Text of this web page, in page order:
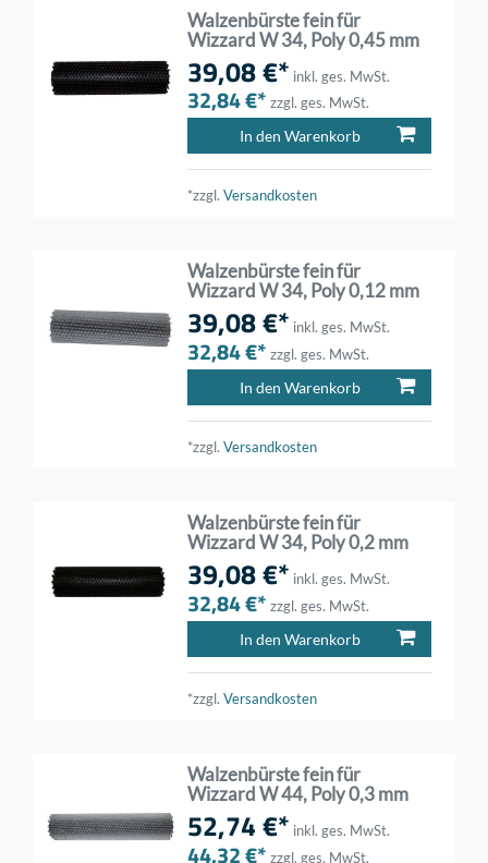
Walzenbürste fein für
Wizzard W 34, Poly 0,45 mm
39,08 €* inkl. ges. MwSt.
32,84 €* zzgl. ges. MwSt.
In den Warenkorb
*zzgl.Versandkosten
Walzenbürste fein für
Wizzard W 34, Poly 0,12 mm
39,08 €* inkl. ges. MwSt.
32,84 €* zzgl. ges. MwSt.
In den Warenkorb
*zzgl.Versandkosten
Walzenbürste fein für
Wizzard W 34, Poly 0,2 mm
39,08 €* inkl. ges. MwSt.
32,84 €* zzgl. ges. MwSt.
In den Warenkorb
*zzgl.Versandkosten
Walzenbürste fein für
Wizzard W 44, Poly 0,3 mm
52,74 €* inkl. ges. MwSt.
44,32 €* zzgl. ges. MwSt.